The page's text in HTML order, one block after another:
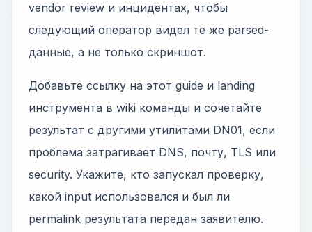
vendor review и инцидентах, чтобы
следующий оператор видел те же parsed-
данные, а не только скриншот.
Добавьте ссылку на этот guide и landing
инструмента в wiki команды и сочетайте
результат с другими утилитами DN01, если
проблема затрагивает DNS, почту, TLS или
security. Укажите, кто запускал проверку,
какой input использовался и был ли
permalink результата передан заявителю.